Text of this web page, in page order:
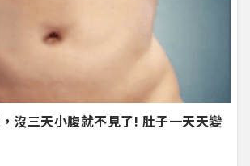
沒三天小腹就不見了! 肚子一天天變